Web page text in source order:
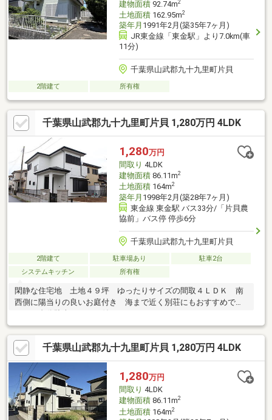
建物面積92.74m2
土地面積162.95m2
築年月 1991年2月(築35年7ヶ月)
JR東金線「東金駅」より7.0km(車
11分)
千葉県山武郡九十九里町片貝
2階建て 所有権
千葉県山武郡九十九里町片貝 1,280万円 4LDK
1,280万円
間取り 4LDK
建物面積86.11m2
土地面積164m2
築年月 1998年2月(築28年7ヶ月)
東金線 東金駅 バス33分/「片貝農
協前」バス停 停歩6分
千葉県山武郡九十九里町片貝
2階建て 駐車場あり
駐車2台
システムキッチン
所有権
閑静な住宅地 土地４９坪 ゆったりサイズの間取４ＬＤＫ 南
西側に陽当りの良いお庭付き 海まで近く別荘にもおすすめで
す ２台分駐車スペース付き
千葉県山武郡九十九里町片貝 1,280万円 4LDK
1,280万円
間取り 4LDK
建物面積86.11m2
土地面積164m2